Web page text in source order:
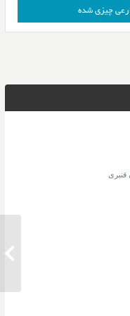
چیزی شده
قنبری